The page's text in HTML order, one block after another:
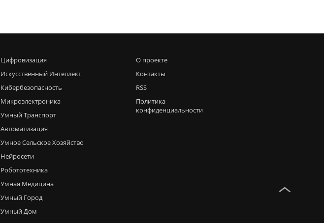
Цифровизация
Искусственный Интеллект
Кибербезопасность
Микроэлектроника
Умный Транспорт
Автоматизация
Умное Сельское Хозяйство
Нейросети
Робототехника
Умная Медицина
Умный Город
Умный Дом
О проекте
Контакты
RSS
Политика
конфиденциальности